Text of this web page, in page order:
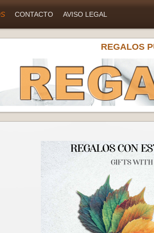
CONTACTO AVISO LEGAL
REGALOS